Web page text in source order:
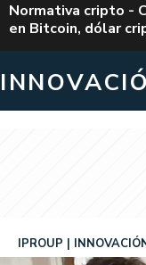
Normativa cripto -
en Bitcoin, dólar
IPROUP